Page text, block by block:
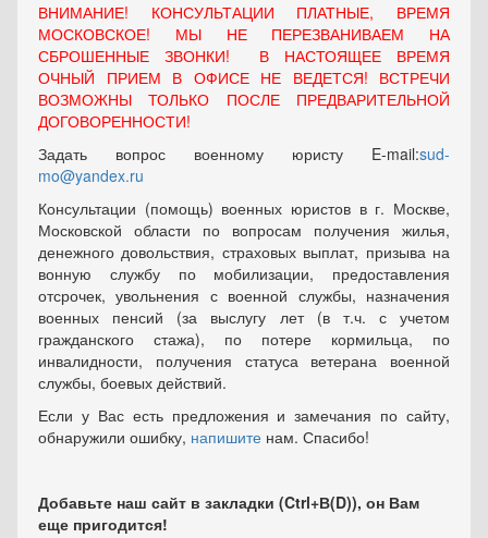
ВНИМАНИЕ! КОНСУЛЬТАЦИИ ПЛАТНЫЕ, ВРЕМЯ
МОСКОВСКОЕ! МЫ НЕ ПЕРЕЗВАНИВАЕМ НА
СБРОШЕННЫЕ ЗВОНКИ! В НАСТОЯЩЕЕ ВРЕМЯ
ОЧНЫЙ ПРИЕМ В ОФИСЕ НЕ ВЕДЕТСЯ! ВСТРЕЧИ
ВОЗМОЖНЫ ТОЛЬКО ПОСЛЕ ПРЕДВАРИТЕЛЬНОЙ
ДОГОВОРЕННОСТИ!
Задать вопрос военному юристу E-mail:sud-
mo@yandex.ru
Консультации (помощь) военных юристов в г. Москве,
Московской области по вопросам получения жилья,
денежного довольствия, страховых выплат, призыва на
вонную службу по мобилизации, предоставления
отсрочек, увольнения с военной службы, назначения
военных пенсий (за выслугу лет (в т.ч. с учетом
гражданского стажа), по потере кормильца, по
инвалидности, получения статуса ветерана военной
службы, боевых действий.
Если у Вас есть предложения и замечания по сайту,
обнаружили ошибку, напишите нам. Спасибо!
Добавьте наш сайт в закладки (Ctrl+В(D)), он Вам
еще пригодится!